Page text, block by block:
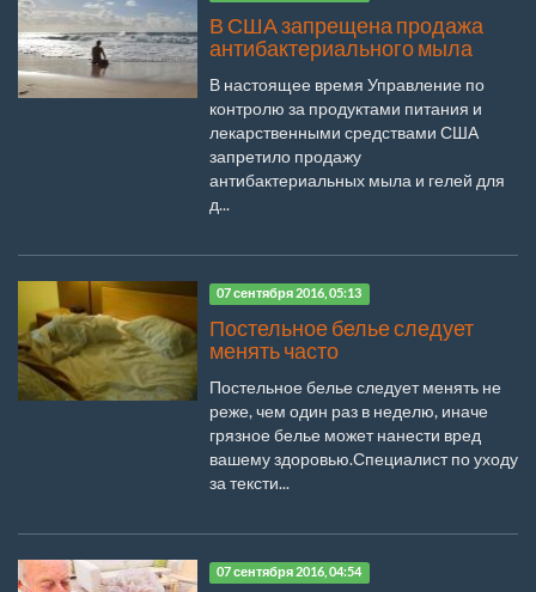
В США запрещена продажа
антибактериального мыла
В настоящее время Управление по
контролю за продуктами питания и
лекарственными средствами США
запретило продажу
антибактериальных мыла и гелей для
д...
07 сентября 2016, 05:13
Постельное белье следует
менять часто
Постельное белье следует менять не
реже, чем один раз в неделю, иначе
грязное белье может нанести вред
вашему здоровью.Специалист по уходу
за тексти...
07 сентября 2016, 04:54